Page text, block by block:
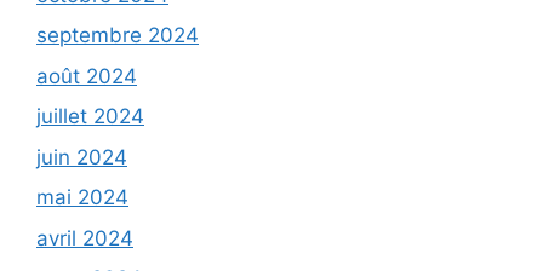
septembre 2024
août 2024
juillet 2024
juin 2024
mai 2024
avril 2024